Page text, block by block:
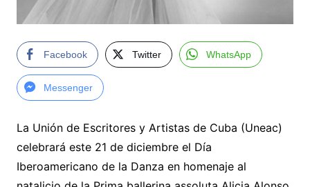
Facebook Twitter WhatsApp
Messenger
La Unión de Escritores y Artistas de Cuba (Uneac)
celebrará este 21 de diciembre el Día
Iberoamericano de la Danza en homenaje al